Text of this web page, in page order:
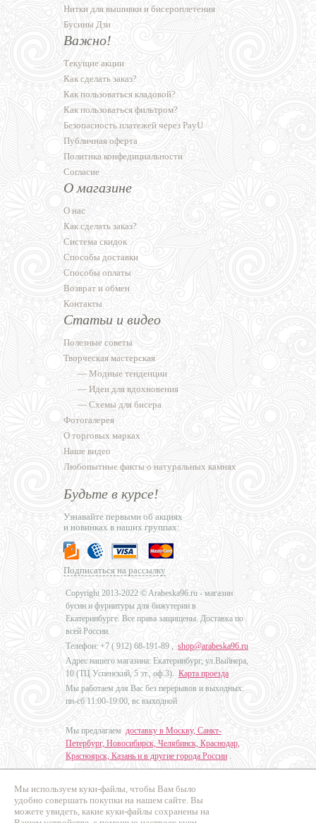
Мы используем куки-файлы, чтобы Вам было
удобно совершать покупки на нашем сайте. Вы
можете увидеть, какие куки-файлы сохранены на
Нитки для вышивки и бисероплетения
Бусины Дзи
Важно!
Текущие акции
Как сделать заказ?
Как пользоваться кладовой?
Как пользоваться фильтром?
Безопасность платежей через PayU
Публичная оферта
Политика конфедициальности
Согласие
О магазине
О нас
Как сделать заказ?
Система скидок
Способы доставки
Способы оплаты
Возврат и обмен
Контакты
Статьи и видео
Полезные советы
Творческая мастерская
— Модные тенденции
— Идеи для вдохновения
— Схемы для бисера
Фотогалерея
О торговых марках
Наше видео
Любопытные факты о натуральных камнях
Будьте в курсе!
Узнавайте первыми об акциях
и новинках в наших группах:
Подписаться на рассылку
Copyright 2013-2022 © Arabeska96.ru - магазин
бусин и фурнитуры для бижутерии в
Екатеринбурге. Все права защищены. Доставка по
всей России.
Телефон: +7 ( 912) 68-191-89 , shop@arabeska96.ru
Адрес нашего магазина: Екатеринбург, ул.Выйнера,
10 (ТЦ Успенский, 5 эт., оф.3). Карта проезда
Мы работаем для Вас без перерывов и выходных:
пн-сб 11:00-19:00, вс выходной
Мы предлагаем доставку в Москву, Санкт-
Петербург, Новосибирск, Челябинск, Краснодар,
Красноярск, Казань и в другие города России .
Дизайн - Наталья Мальцева
Продвижение сайтов